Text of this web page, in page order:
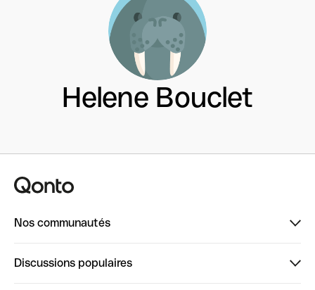
Helene Bouclet
Nos communautés
Discussions populaires